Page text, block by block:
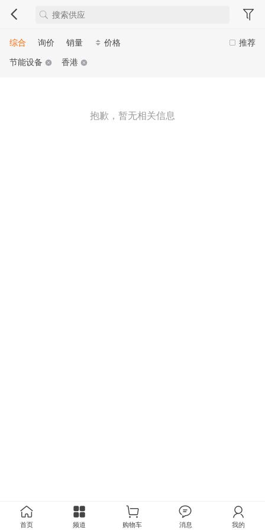
推荐
综合 询价 销量
价格
节能设备
香港
抱歉，暂无相关信息
首页 频道 购物车 消息 我的